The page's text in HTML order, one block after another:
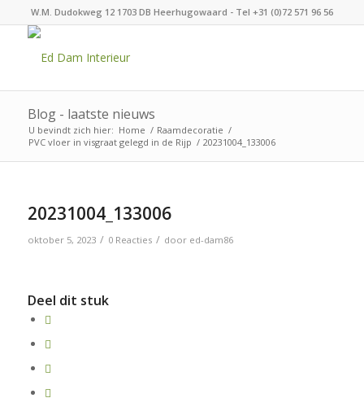
W.M. Dudokweg 12 1703 DB Heerhugowaard - Tel +31 (0)72 571 96 56
Blog - laatste nieuws
U bevindt zich hier: Home / Raamdecoratie /
PVC vloer in visgraat gelegd in de Rijp / 20231004_133006
20231004_133006
oktober 5, 2023 / 0 Reacties / door ed-dam86
Deel dit stuk